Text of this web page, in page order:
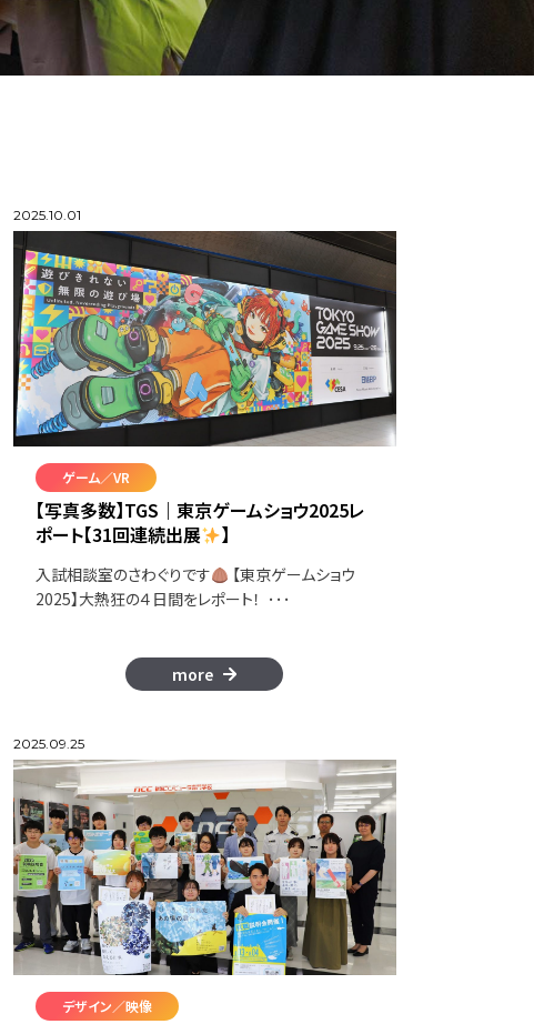
2025.10.01
ゲーム／VR
【写真多数】TGS｜東京ゲームショウ2025レ
ポート【31回連続出展
】
入試相談室のさわぐりです
【東京ゲームショウ
2025】大熱狂の４日間をレポート！ ･･･
more
2025.09.25
デザイン／映像